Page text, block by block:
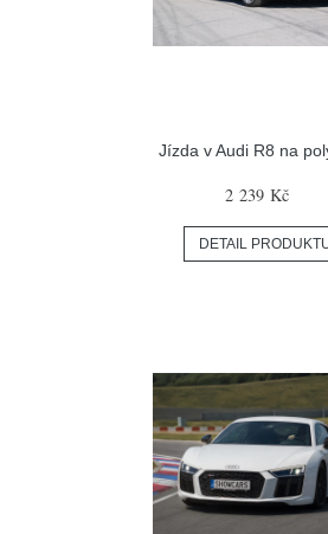
Jízda v Audi R8 na
2 239 Kč
DETAIL